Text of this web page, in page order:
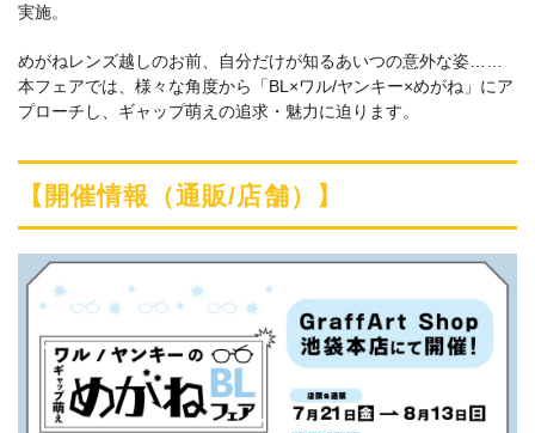
実施。
めがねレンズ越しのお前、自分だけが知るあいつの意外な姿……
本フェアでは、様々な角度から「BL×ワル/ヤンキー×めがね」にア
プローチし、ギャップ萌えの追求・魅力に迫ります。
【開催情報（通販/店舗）】